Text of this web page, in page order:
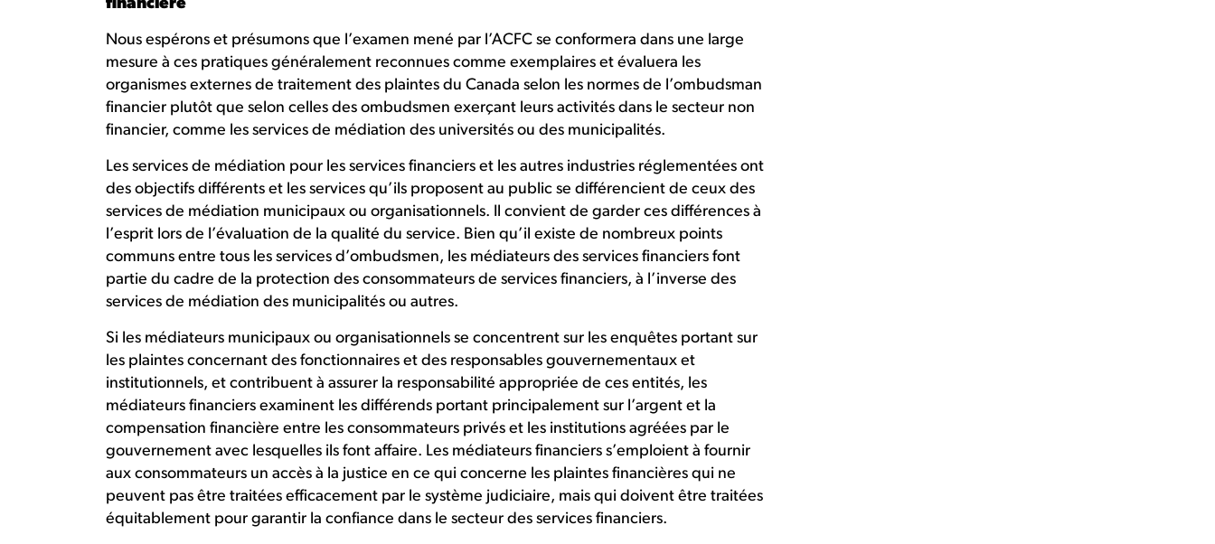
financière
Nous espérons et présumons que l’examen mené par l’ACFC se conformera dans une large
mesure à ces pratiques généralement reconnues comme exemplaires et évaluera les
organismes externes de traitement des plaintes du Canada selon les normes de l’ombudsman
financier plutôt que selon celles des ombudsmen exerçant leurs activités dans le secteur non
financier, comme les services de médiation des universités ou des municipalités.
Les services de médiation pour les services financiers et les autres industries réglementées ont
des objectifs différents et les services qu’ils proposent au public se différencient de ceux des
services de médiation municipaux ou organisationnels. Il convient de garder ces différences à
l’esprit lors de l’évaluation de la qualité du service. Bien qu’il existe de nombreux points
communs entre tous les services d’ombudsmen, les médiateurs des services financiers font
partie du cadre de la protection des consommateurs de services financiers, à l’inverse des
services de médiation des municipalités ou autres.
Si les médiateurs municipaux ou organisationnels se concentrent sur les enquêtes portant sur
les plaintes concernant des fonctionnaires et des responsables gouvernementaux et
institutionnels, et contribuent à assurer la responsabilité appropriée de ces entités, les
médiateurs financiers examinent les différends portant principalement sur l’argent et la
compensation financière entre les consommateurs privés et les institutions agréées par le
gouvernement avec lesquelles ils font affaire. Les médiateurs financiers s’emploient à fournir
aux consommateurs un accès à la justice en ce qui concerne les plaintes financières qui ne
peuvent pas être traitées efficacement par le système judiciaire, mais qui doivent être traitées
équitablement pour garantir la confiance dans le secteur des services financiers.